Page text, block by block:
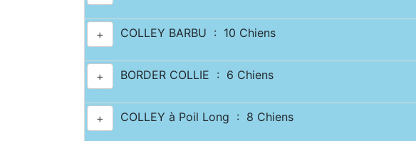
+ COLLEY BARBU : 10 Chiens
+ BORDER COLLIE : 6 Chiens
+ COLLEY à Poil Long : 8 Chiens